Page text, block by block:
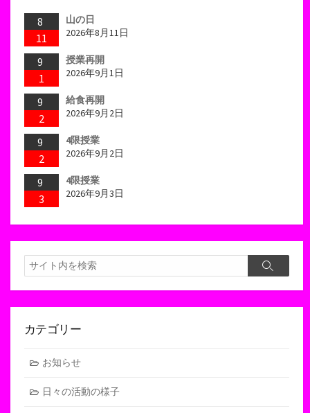
8
11
山の日
2026年8月11日
9
1
授業再開
2026年9月1日
9
2
給食再開
2026年9月2日
9
2
4限授業
2026年9月2日
9
3
4限授業
2026年9月3日
検
索
検
カテゴリー
お知らせ
日々の活動の様子